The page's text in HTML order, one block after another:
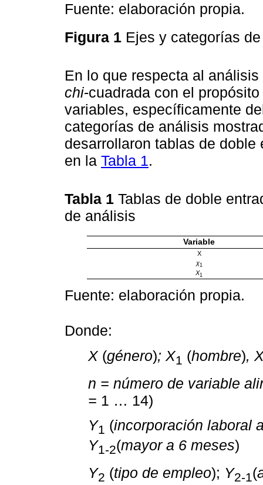
Fuente: elaboración propia.
Figura 1 Ejes y categorías
En lo que respecta al
chi-cuadrada con el
variables, específicamente
categorías de análisis
desarrollaron tablas de
en la Tabla 1.
Tabla 1 Tablas de doble
de análisis
Variable
X
χ1
X1
Fuente: elaboración propia.
Donde:
X(género); X1 (hombre),
n = número de variable
= 1 … 14)
Y1 (incorporación laboral
Y1-2(mayor a 6 meses)
Y2 (tipo de empleo); Y2-1(